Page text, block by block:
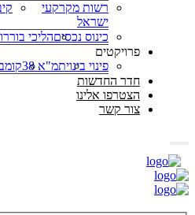
רשות מקרקעי
ישראל
כינוס נכסיםהליכי בוררות
פרויקטים
פינוי בינויתמ"א 38
חדר החדשות
הצטרפו אלינו
צור קשר